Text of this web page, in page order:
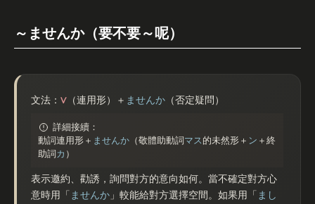
～ませんか（要不要～呢）
文法： V （連用形）＋ ませんか （否定疑問）
詳細接續：
動詞連用形＋ ませんか （敬體助動詞マス 的未然形＋ ン ＋終
助詞カ ）
表示邀約、勸誘，詢問對方的意向如何。當不確定對方心
意時用「 ませんか 」較能給對方選擇空間。如果用「 まし